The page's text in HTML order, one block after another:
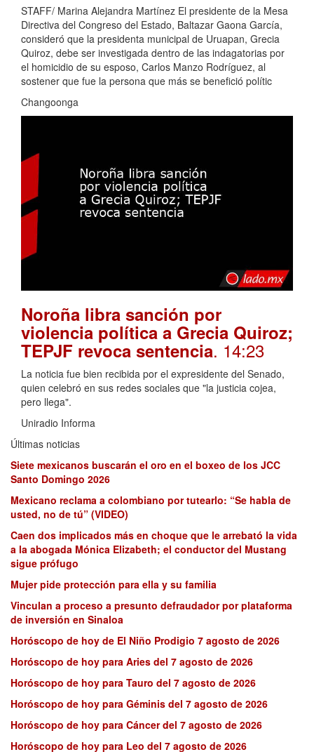
STAFF/ Marina Alejandra Martínez El presidente de la Mesa
Directiva del Congreso del Estado, Baltazar Gaona García,
consideró que la presidenta municipal de Uruapan, Grecia
Quiroz, debe ser investigada dentro de las indagatorias por
el homicidio de su esposo, Carlos Manzo Rodríguez, al
sostener que fue la persona que más se benefició polític
Changoonga
Noroña libra sanción por
violencia política a Grecia Quiroz;
TEPJF revoca sentencia. 14:23
La noticia fue bien recibida por el expresidente del Senado,
quien celebró en sus redes sociales que "la justicia cojea,
pero llega".
Uniradio Informa
Últimas noticias
Siete mexicanos buscarán el oro en el boxeo de los JCC
Santo Domingo 2026
Mexicano reclama a colombiano por tutearlo: “Se habla de
usted, no de tú” (VIDEO)
Caen dos implicados más en choque que le arrebató la vida
a la abogada Mónica Elizabeth; el conductor del Mustang
sigue prófugo
Mujer pide protección para ella y su familia
Vinculan a proceso a presunto defraudador por plataforma
de inversión en Sinaloa
Horóscopo de hoy de El Niño Prodigio 7 agosto de 2026
Horóscopo de hoy para Aries del 7 agosto de 2026
Horóscopo de hoy para Tauro del 7 agosto de 2026
Horóscopo de hoy para Géminis del 7 agosto de 2026
Horóscopo de hoy para Cáncer del 7 agosto de 2026
Horóscopo de hoy para Leo del 7 agosto de 2026